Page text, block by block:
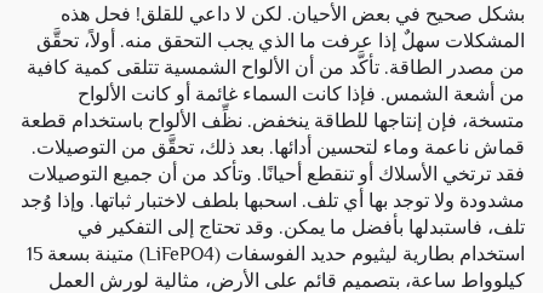
بشكل صحيح في بعض الأحيان. لكن لا داعي للقلق! فحل هذه
المشكلات سهلٌ إذا عرفت ما الذي يجب التحقق منه. أولاً، تحقَّق
من مصدر الطاقة. تأكَّد من أن الألواح الشمسية تتلقى كمية كافية
من أشعة الشمس. فإذا كانت السماء غائمة أو كانت الألواح
متسخة، فإن إنتاجها للطاقة ينخفض. نظِّف الألواح باستخدام قطعة
قماش ناعمة وماء لتحسين أدائها. بعد ذلك، تحقَّق من التوصيلات.
فقد ترتخي الأسلاك أو تنقطع أحيانًا. وتأكد من أن جميع التوصيلات
مشدودة ولا توجد بها أي تلف. اسحبها بلطف لاختبار ثباتها. وإذا وُجد
تلف، فاستبدلها بأفضل ما يمكن. وقد تحتاج إلى التفكير في
استخدام
بطارية ليثيوم حديد الفوسفات (LiFePO4) متينة بسعة 15
كيلوواط ساعة، بتصميم قائم على الأرض، مثالية لورش العمل